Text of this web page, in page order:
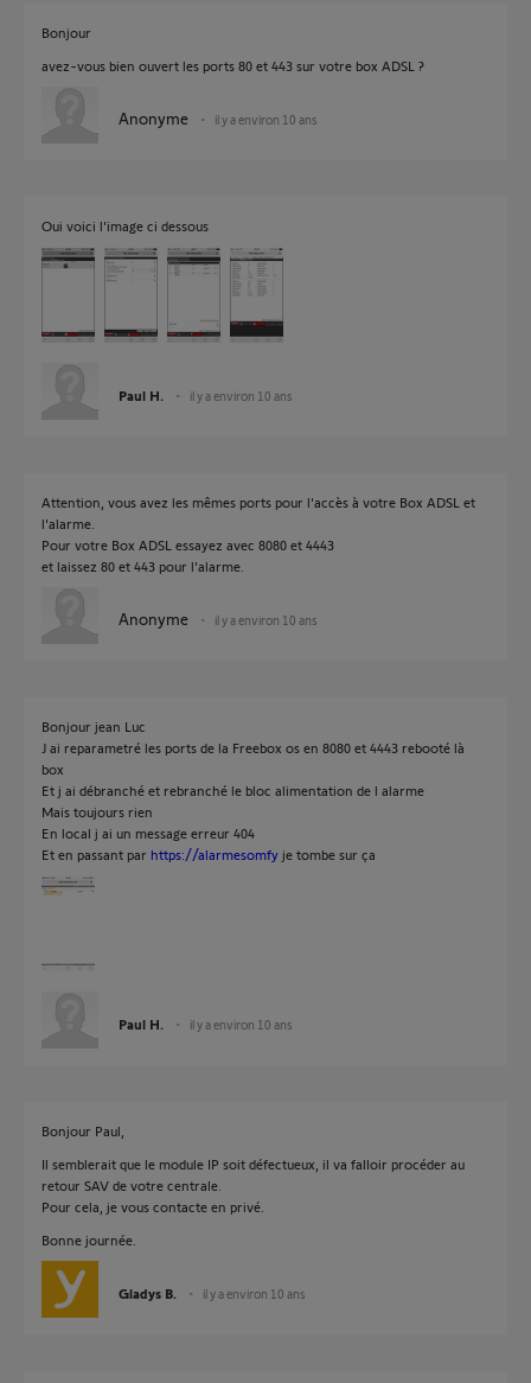
Bonjour
avez-vous bien ouvert les ports 80 et 443 sur votre box ADSL ?
Anonyme il y a environ 10 ans
Oui voici l'image ci dessous
Paul H. il y a environ 10 ans
Attention, vous avez les mêmes ports pour l'accès à votre Box ADSL et
l'alarme.
Pour votre Box ADSL essayez avec 8080 et 4443
et laissez 80 et 443 pour l'alarme.
Anonyme il y a environ 10 ans
Bonjour jean Luc
J ai reparametré les ports de la Freebox os en 8080 et 4443 rebooté là
box
Et j ai débranché et rebranché le bloc alimentation de l alarme
Mais toujours rien
En local j ai un message erreur 404
Et en passant par https://alarmesomfy je tombe sur ça
Paul H. il y a environ 10 ans
Bonjour Paul,
Il semblerait que le module IP soit défectueux, il va falloir procéder au
retour SAV de votre centrale.
Pour cela, je vous contacte en privé.
Bonne journée.
Gladys B. il y a environ 10 ans